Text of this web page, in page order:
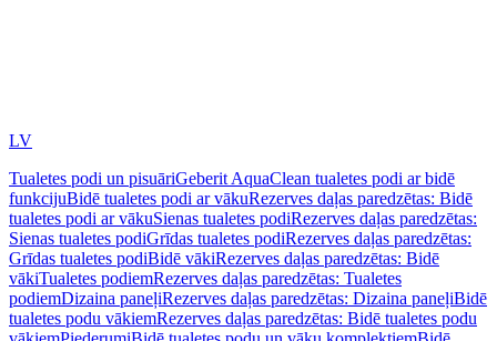
LV
Tualetes podi un pisuāriGeberit AquaClean tualetes podi ar bidē
funkcijuBidē tualetes podi ar vākuRezerves daļas paredzētas: Bidē
tualetes podi ar vākuSienas tualetes podiRezerves daļas paredzētas:
Sienas tualetes podiGrīdas tualetes podiRezerves daļas paredzētas:
Grīdas tualetes podiBidē vākiRezerves daļas paredzētas: Bidē
vākiTualetes podiemRezerves daļas paredzētas: Tualetes
podiemDizaina paneļiRezerves daļas paredzētas: Dizaina paneļiBidē
tualetes podu vākiemRezerves daļas paredzētas: Bidē tualetes podu